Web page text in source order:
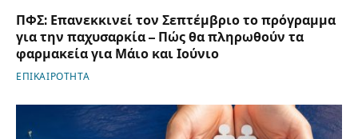
ΠΦΣ: Επανεκκινεί τον Σεπτέμβριο το πρόγραμμα
για την παχυσαρκία – Πώς θα πληρωθούν τα
φαρμακεία για Μάιο και Ιούνιο
ΕΠΙΚΑΙΡΟΤΗΤΑ